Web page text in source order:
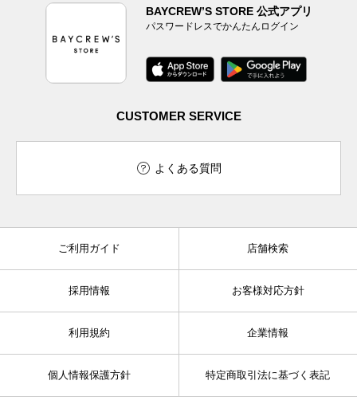
BAYCREW’S STORE 公式アプリ
パスワードレスでかんたんログイン
CUSTOMER SERVICE
よくある質問
ご利用ガイド 店舗検索
採用情報 お客様対応方針
利用規約 企業情報
個人情報保護方針 特定商取引法に基づく表記